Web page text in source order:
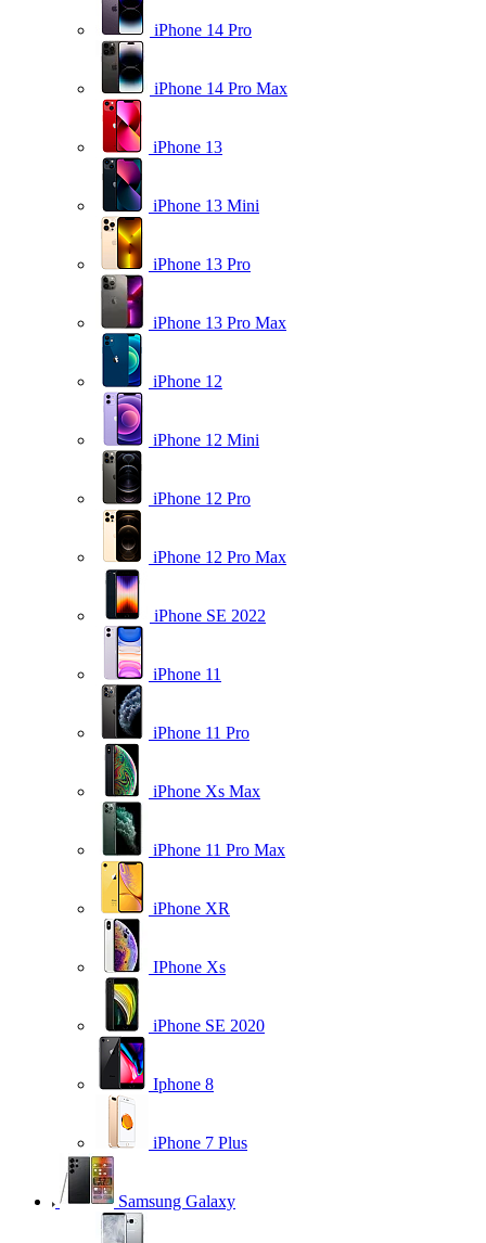
iPhone 14 Pro
iPhone 14 Pro Max
iPhone 13
iPhone 13 Mini
iPhone 13 Pro
iPhone 13 Pro Max
iPhone 12
iPhone 12 Mini
iPhone 12 Pro
iPhone 12 Pro Max
iPhone SE 2022
iPhone 11
iPhone 11 Pro
iPhone Xs Max
iPhone 11 Pro Max
iPhone XR
IPhone Xs
iPhone SE 2020
Iphone 8
iPhone 7 Plus
Samsung Galaxy